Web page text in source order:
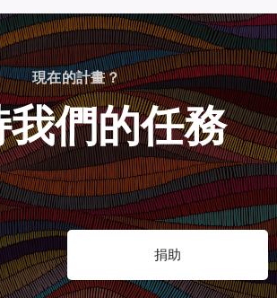
現在的計畫？
我們的任務
捐助